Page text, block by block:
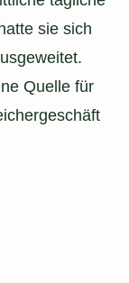
sie sich
Quelle für